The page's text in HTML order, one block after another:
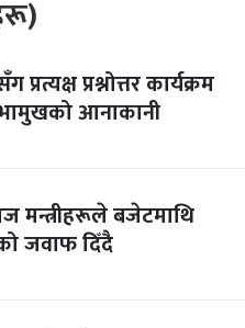
प्रत्यक्ष प्रश्नोत्तर कार्यक्रम
आनाकानी
मन्त्रीहरूले बजेटमाथि
जवाफ दिँदै